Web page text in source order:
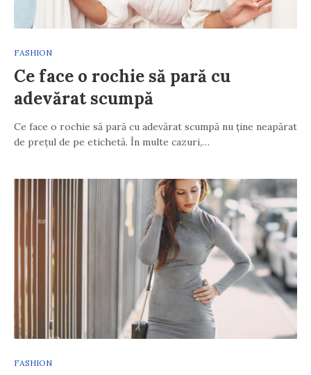
FASHION
Ce face o rochie să pară cu
adevărat scumpă
Ce face o rochie să pară cu adevărat scumpă nu ține neapărat
de prețul de pe etichetă. În multe cazuri,…
FASHION